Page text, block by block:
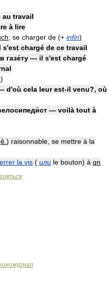
au travail
à lire
; se charger de (+ infin)
s'est chargé de ce travail
газе́ту — il s'est chargé
)
d'où cela leur est-il venu?, où
— voilà tout à
ê. ) raisonnable, se mettre à la
la vis ( или le bouton) à qn